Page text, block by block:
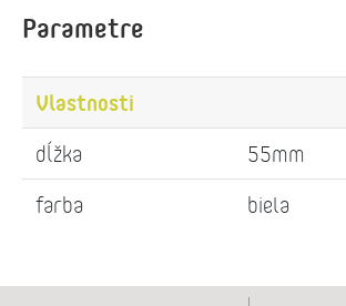
Parametre
Vlastnosti
dĺžka
55mm
farba
biela